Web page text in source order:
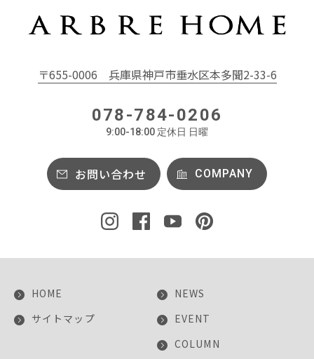
〒655-0006 兵庫県神戸市垂水区本多聞2-33-6
078-784-0206
9:00-18:00 定休日 日曜
お問い合わせ COMPANY
HOME
サイトマップ
NEWS
EVENT
COLUMN